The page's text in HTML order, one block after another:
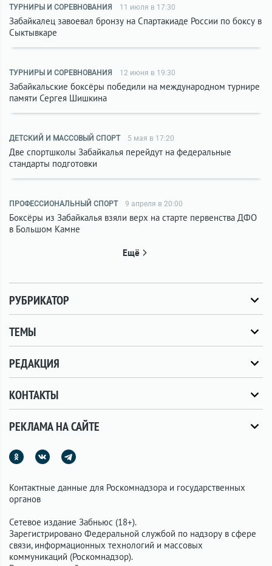
ТУРНИРЫ И СОРЕВНОВАНИЯ 11 июля в 17:30
Забайкалец завоевал бронзу на Спартакиаде России по боксу в
Сыктывкаре
ТУРНИРЫ И СОРЕВНОВАНИЯ 12 июня в 19:30
Забайкальские боксёры победили на международном турнире
памяти Сергея Шишкина
ДЕТСКИЙ И МАССОВЫЙ СПОРТ 5 мая в 17:20
Две спортшколы Забайкалья перейдут на федеральные
стандарты подготовки
ПРОФЕССИОНАЛЬНЫЙ СПОРТ 9 апреля в 20:00
Боксёры из Забайкалья взяли верх на старте первенства ДФО
в Большом Камне
Ещё
РУБРИКАТОР
ТЕМЫ
РЕДАКЦИЯ
КОНТАКТЫ
РЕКЛАМА НА САЙТЕ
Контактные данные для Роскомнадзора и государственных
органов
Сетевое издание Забньюс (18+).
Зарегистрировано Федеральной службой по надзору в сфере
связи, информационных технологий и массовых
коммуникаций (Роскомнадзор).